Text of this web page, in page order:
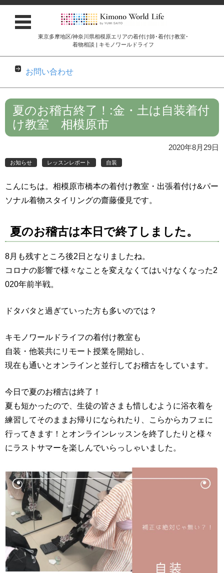
東京多摩地区/神奈川県相模原エリアの着付け師･着付け教室･
着物相談 | キモノワールドライフ
お問い合わせ
コンテンツに移動
夏のお稽古終了！:金・土は自装着付
け教室 相模原市
2020年8月29日
お知らせ レッスンレポート 自装
こんにちは。相模原市橋本の着付け教室・出張着付け&パー
ソナル着物スタイリングの齋藤優見です。
夏のお稽古は本日で終了しました。
8月も残すところ後2日となりましたね。
コロナの影響で様々なことを変えなくてはいけなくなった2
020年前半戦。
ドタバタと過ぎていった方も多いのでは？
キモノワールドライフの着付け教室も
自装・他装共にリモート授業を開始し、
現在も通いとオンラインと並行してお稽古をしています。
今日で夏のお稽古は終了！
夏も短かったので、生徒の皆さまも惜しむように浴衣着を
練習してそのままお帰りになられたり、こらからカフェに
行ってきます！とオンラインレッスンを終了したりと様々
にラストサマーを楽しんでいらっしゃいました。